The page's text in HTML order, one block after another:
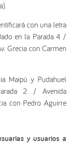
con una letra
en la Parada 4 /
Grecia con Carmen
Maipú y Pudahuel
2 / Avenida
con Pedro Aguirre
y usuarios a